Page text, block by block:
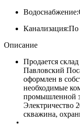
Водоснабжение:
Канализация:По
Описание
Продается
Павловский
оформлен в
необходимые
промышленной
Электpичествo
cквaжина,